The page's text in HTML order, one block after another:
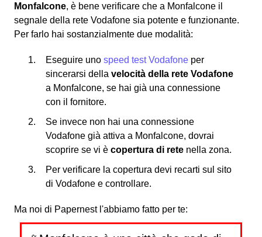
Monfalcone, è bene verificare che a Monfalcone il
segnale della rete Vodafone sia potente e funzionante.
Per farlo hai sostanzialmente due modalità:
Eseguire uno speed test Vodafone per
sincerarsi della velocità della rete Vodafone
a Monfalcone, se hai già una connessione
con il fornitore.
Se invece non hai una connessione
Vodafone già attiva a Monfalcone, dovrai
scoprire se vi è copertura di rete nella zona.
Per verificare la copertura devi recarti sul sito
di Vodafone e controllare.
Ma noi di Papernest l'abbiamo fatto per te: